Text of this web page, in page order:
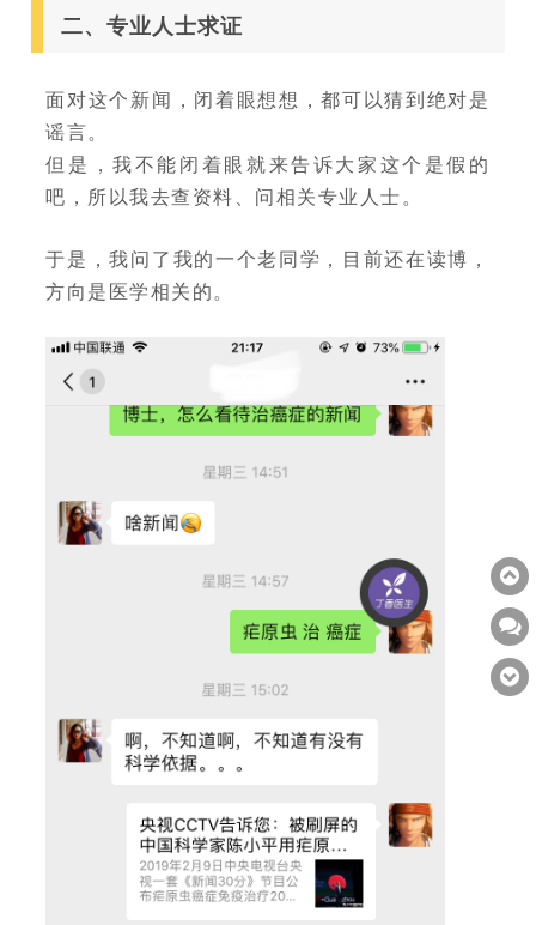
二、专业人士求证
面对这个新闻，闭着眼想想，都可以猜到绝对是
谣言。
但是，我不能闭着眼就来告诉大家这个是假的
吧，所以我去查资料、问相关专业人士。
于是，我问了我的一个老同学，目前还在读博，
方向是医学相关的。